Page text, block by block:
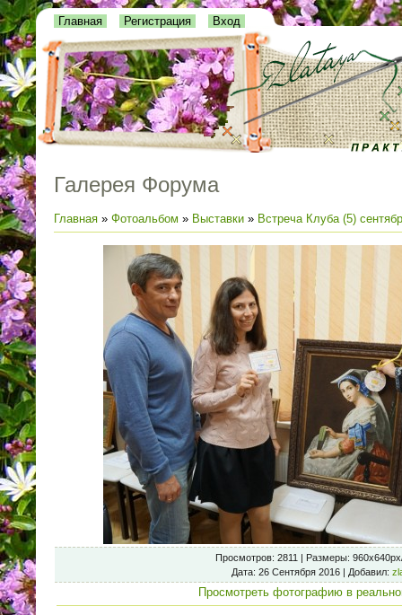
Главная Регистрация Вход
Галерея Форума
Главная » Фотоальбом » Выставки » Встреча Клуба (5)
Просмотров: 2811 | Размеры:
Дата: 26 Сентября 2016 | Добавил:
Просмотреть фотографию в